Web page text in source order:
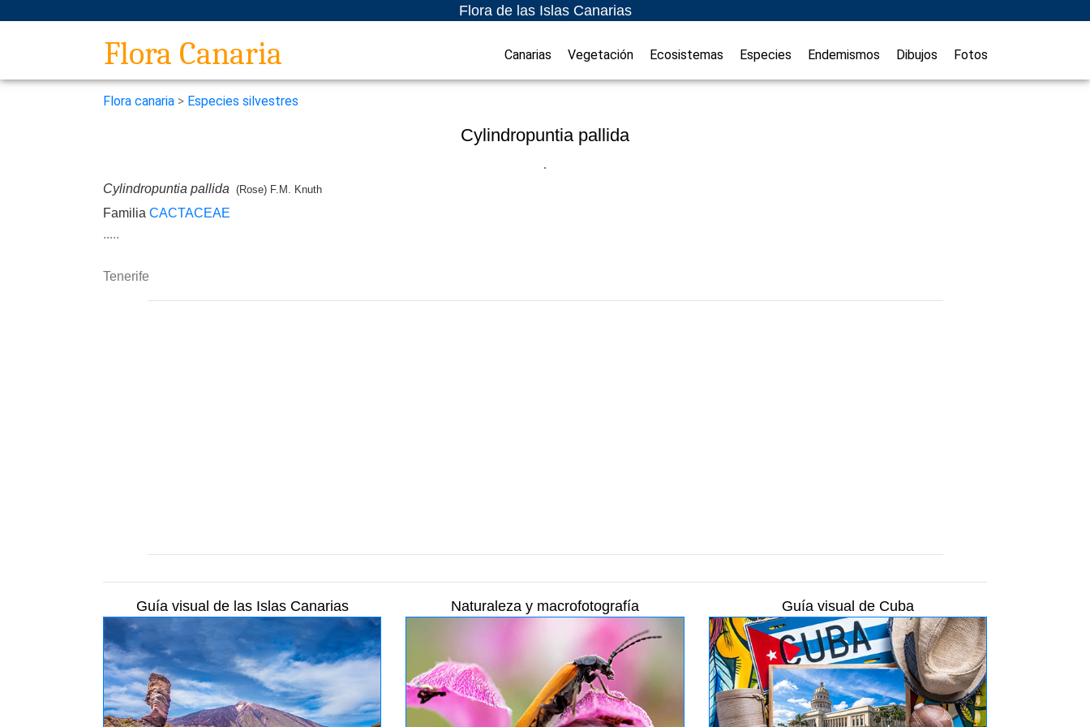
Flora de las Islas Canarias
Flora Canaria Canarias Vegetación Ecosistemas Especies Endemismos Dibujos Fotos
Flora canaria > Especies silvestres
Cylindropuntia pallida
Cylindropuntia pallida (Rose) F.M. Knuth
Familia CACTACEAE
.....
Tenerife
Guía visual de las Islas Canarias Naturaleza y macrofotografía Guía visual de Cuba